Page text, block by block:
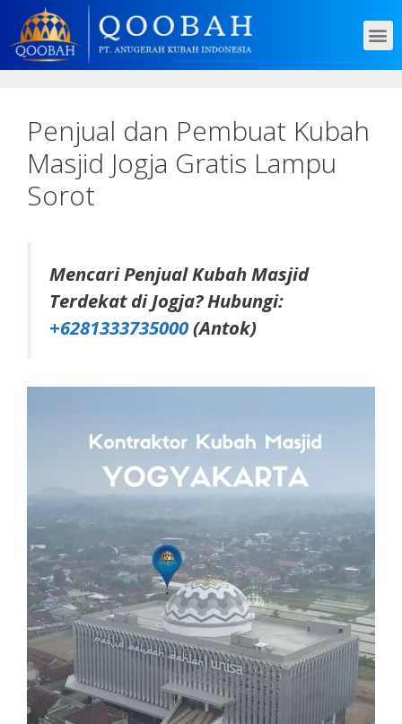
Penjual dan Pembuat Kubah
Masjid Jogja Gratis Lampu
Sorot
Mencari Penjual Kubah Masjid
Terdekat di Jogja? Hubungi:
+6281333735000(Antok)